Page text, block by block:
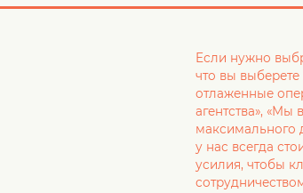
Если нужно
что вы выберете
отлаженные
агентства», «Мы
максимального
у нас всегда
усилия, чтобы